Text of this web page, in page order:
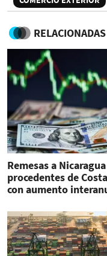
RELACIONADAS
Remesas a Nicaragua
procedentes de
con aumento